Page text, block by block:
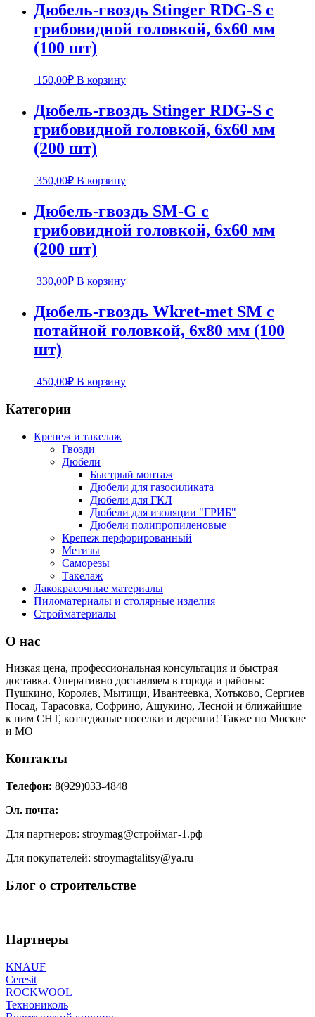
Дюбель-гвоздь Stinger RDG-S с
грибовидной головкой, 6х60 мм
(100 шт)
150,00₽ В корзину
Дюбель-гвоздь Stinger RDG-S с
грибовидной головкой, 6х60 мм
(200 шт)
350,00₽ В корзину
Дюбель-гвоздь SM-G с
грибовидной головкой, 6х60 мм
(200 шт)
330,00₽ В корзину
Дюбель-гвоздь Wkret-met SM с
потайной головкой, 6х80 мм (100
шт)
450,00₽ В корзину
Категории
Крепеж и такелаж
Гвозди
Дюбели
Быстрый монтаж
Дюбели для газосиликата
Дюбели для ГКЛ
Дюбели для изоляции "ГРИБ"
Дюбели полипропиленовые
Крепеж перфорированный
Метизы
Саморезы
Такелаж
Лакокрасочные материалы
Пиломатериалы и столярные изделия
Стройматериалы
О нас
Низкая цена, профессиональная консультация и быстрая
доставка. Оперативно доставляем в города и районы:
Пушкино, Королев, Мытищи, Ивантеевка, Хотьково, Сергиев
Посад, Тарасовка, Софрино, Ашукино, Лесной и ближайшие
к ним СНТ, коттеджные поселки и деревни! Также по Москве
и МО
Контакты
Телефон: 8(929)033-4848
Эл. почта:
Для партнеров: stroymag@строймаг-1.рф
Для покупателей: stroymagtalitsy@ya.ru
Блог о строительстве
Партнеры
KNAUF
Ceresit
ROCKWOOL
Технониколь